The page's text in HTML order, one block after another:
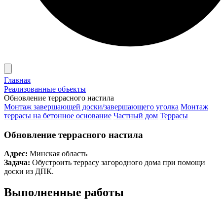
Главная
Реализованные объекты
Обновление террасного настила
Монтаж завершающей доски/завершающего уголка Монтаж
террасы на бетонное основание Частный дом Террасы
Обновление террасного настила
Адрес: Минская область
Задача: Обустроить террасу загородного дома при помощи
доски из ДПК.
Выполненные работы